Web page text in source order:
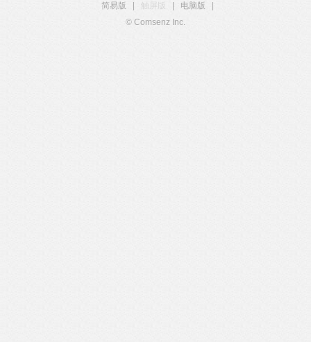
简易版
触屏版 电脑版
© Comsenz Inc.